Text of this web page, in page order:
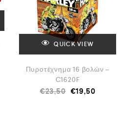
QUICK VIEW
Πυροτέχνημα 16 βολών –
C1620F
€23,50 €19,50